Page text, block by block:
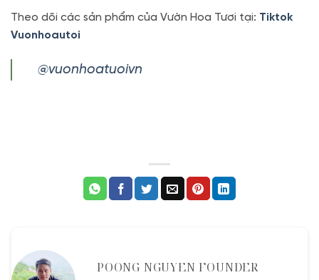
Theo dõi các sản phẩm của Vườn Hoa Tươi tại: Tiktok
Vuonhoautoi
@vuonhoatuoivn
POONG NGUYEN FOUNDER